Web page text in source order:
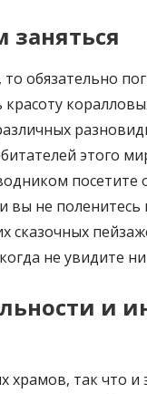
заняться
обязательно
этого
посетите
вы не
сказочных
не увидите
и
храмов, так что и